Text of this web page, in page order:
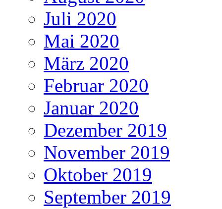
Juli 2020
Mai 2020
März 2020
Februar 2020
Januar 2020
Dezember 2019
November 2019
Oktober 2019
September 2019